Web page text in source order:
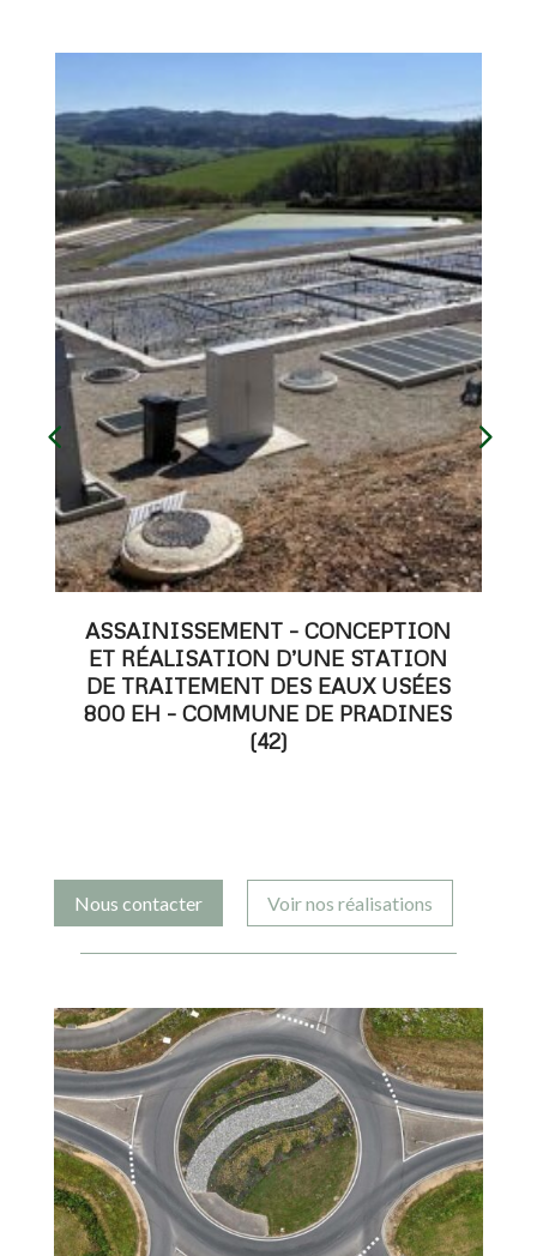
ASSAINISSEMENT – CONCEPTION
ET RÉALISATION D’UNE STATION
DE TRAITEMENT DES EAUX USÉES
800 EH – COMMUNE DE PRADINES
(42)
Nous contacter Voir nos réalisations